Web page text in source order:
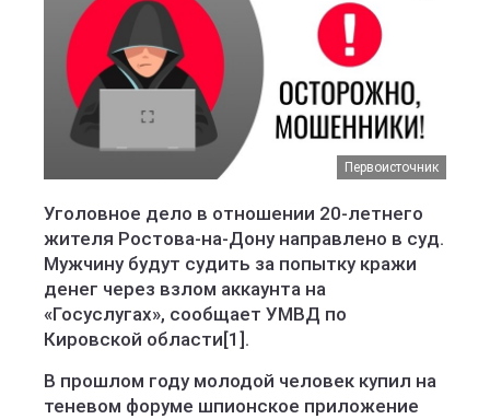
Первоисточник
Уголовное дело в отношении 20-летнего
жителя Ростова-на-Дону направлено в суд.
Мужчину будут судить за попытку кражи
денег через взлом аккаунта на
«Госуслугах», сообщает УМВД по
Кировской области[1].
В прошлом году молодой человек купил на
теневом форуме шпионское приложение